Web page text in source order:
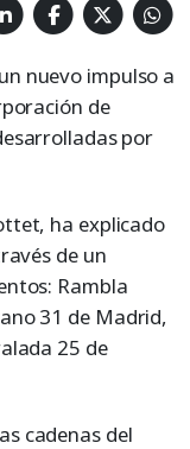
nuevo impulso a
de
por
ha explicado
de un
Rambla
31 de Madrid,
25 de
cadenas del